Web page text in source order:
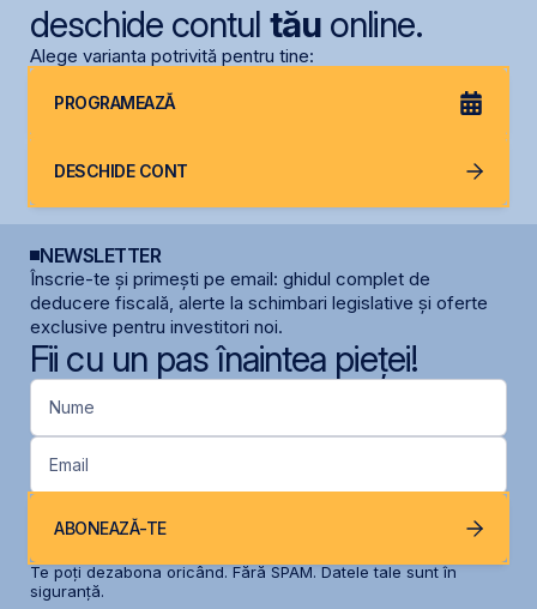
deschide contul tăuonline.
Alege varianta potrivită pentru tine:
PROGRAMEAZĂ
DESCHIDE CONT
NEWSLETTER
Înscrie-te și primești pe email: ghidul complet de
deducere fiscală, alerte la schimbari legislative și oferte
exclusive pentru investitori noi.
Fii cu un pas înaintea pieței!
Nume
Email
ABONEAZĂ-TE
Te poți dezabona oricând. Fără SPAM. Datele tale sunt în
siguranță.